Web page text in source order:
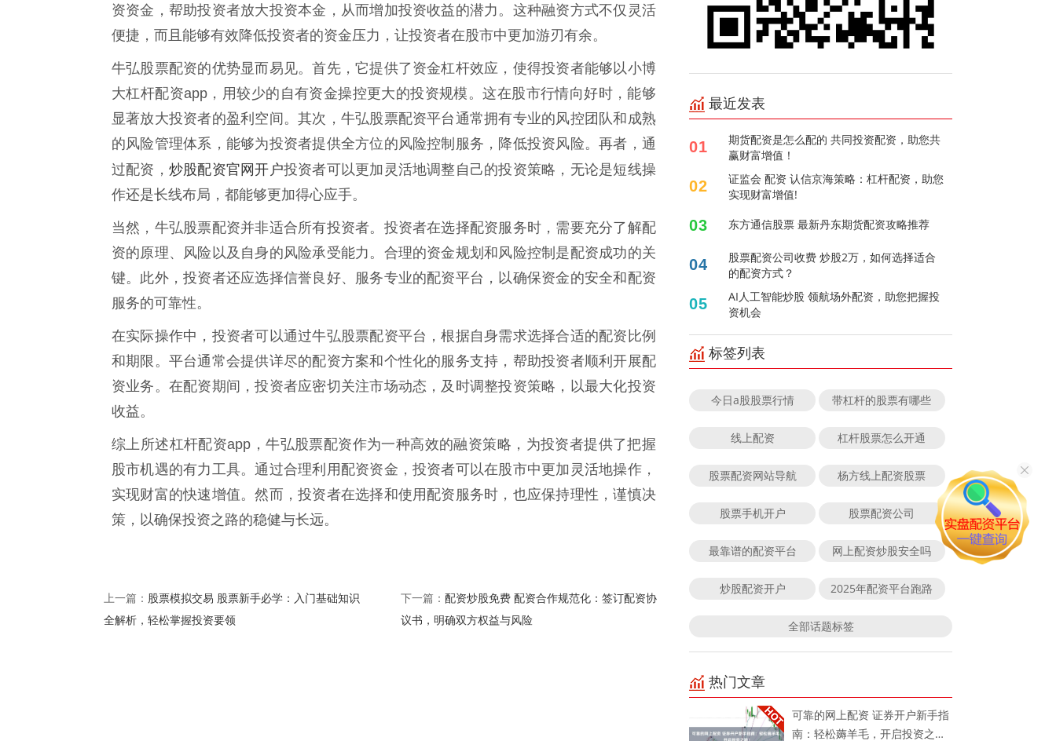
资资金，帮助投资者放大投资本金，从而增加投资收益的潜力。这种融资方式不仅灵活
便捷，而且能够有效降低投资者的资金压力，让投资者在股市中更加游刃有余。
牛弘股票配资的优势显而易见。首先，它提供了资金杠杆效应，使得投资者能够以小博
大杠杆配资app，用较少的自有资金操控更大的投资规模。这在股市行情向好时，能够
显著放大投资者的盈利空间。其次，牛弘股票配资平台通常拥有专业的风控团队和成熟
的风险管理体系，能够为投资者提供全方位的风险控制服务，降低投资风险。再者，通
过配资， 炒股配资官网开户投资者可以更加灵活地调整自己的投资策略，无论是短线操
作还是长线布局，都能够更加得心应手。
当然，牛弘股票配资并非适合所有投资者。投资者在选择配资服务时，需要充分了解配
资的原理、风险以及自身的风险承受能力。合理的资金规划和风险控制是配资成功的关
键。此外，投资者还应选择信誉良好、服务专业的配资平台，以确保资金的安全和配资
服务的可靠性。
在实际操作中，投资者可以通过牛弘股票配资平台，根据自身需求选择合适的配资比例
和期限。平台通常会提供详尽的配资方案和个性化的服务支持，帮助投资者顺利开展配
资业务。在配资期间，投资者应密切关注市场动态，及时调整投资策略，以最大化投资
收益。
综上所述杠杆配资app，牛弘股票配资作为一种高效的融资策略，为投资者提供了把握
股市机遇的有力工具。通过合理利用配资资金，投资者可以在股市中更加灵活地操作，
实现财富的快速增值。然而，投资者在选择和使用配资服务时，也应保持理性，谨慎决
策，以确保投资之路的稳健与长远。
上一篇： 股票模拟交易 股票新手必学：入门基础知识
全解析，轻松掌握投资要领
下一篇： 配资炒股免费 配资合作规范化：签订配资协
议书，明确双方权益与风险
最近发表
01
期货配资是怎么配的 共同投资配资，助您共
赢财富增值！
02
证监会 配资 认信京海策略：杠杆配资，助您
实现财富增值!
03 东方通信股票 最新丹东期货配资攻略推荐
04
股票配资公司收费 炒股2万，如何选择适合
的配资方式？
05
AI人工智能炒股 领航场外配资，助您把握投
资机会
标签列表
今日a股股票行情 带杠杆的股票有哪些
线上配资 杠杆股票怎么开通
股票配资网站导航 杨方线上配资股票
股票手机开户 股票配资公司
最靠谱的配资平台 网上配资炒股安全吗
炒股配资开户 2025年配资平台跑路
全部话题标签
热门文章
可靠的网上配资 证券开户新手指
南：轻松薅羊毛，开启投资之